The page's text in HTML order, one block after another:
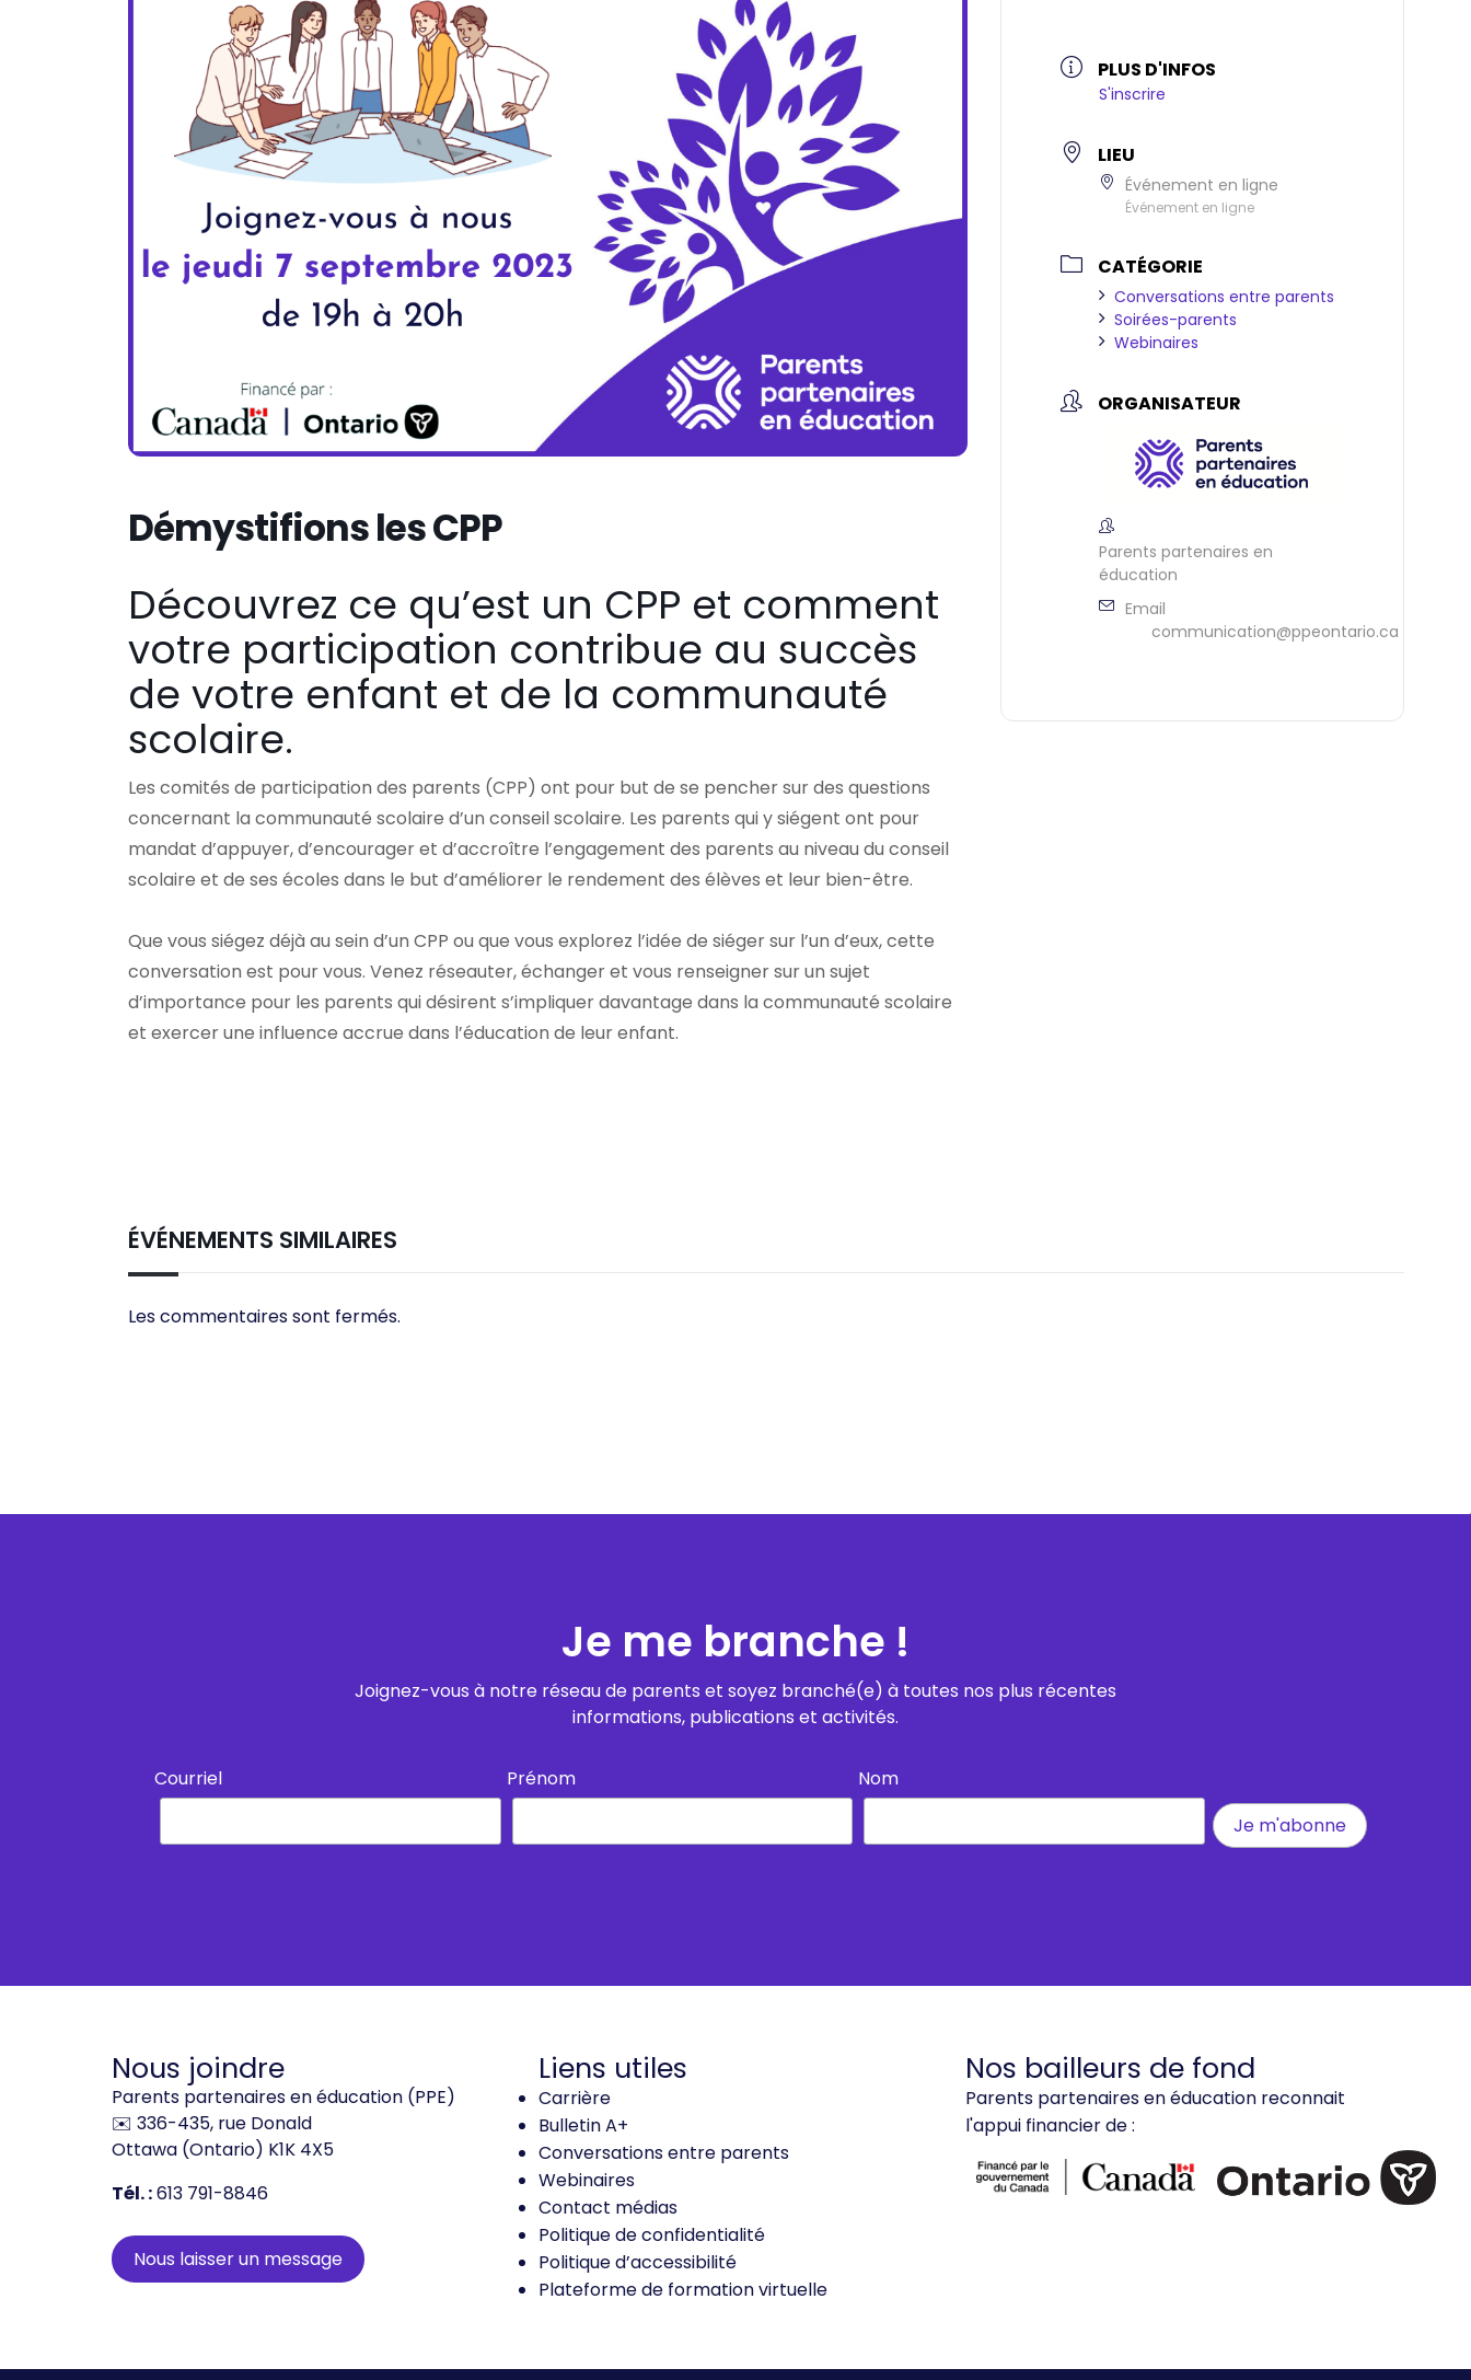
Démystifions les CPP
Découvrez ce qu’est un CPP et comment
votre participation contribue au succès
de votre enfant et de la communauté
scolaire.
Les comités de participation des parents (CPP) ont pour but de se pencher sur des questions
concernant la communauté scolaire d’un conseil scolaire. Les parents qui y siégent ont pour
mandat d’appuyer, d’encourager et d’accroître l’engagement des parents au niveau du conseil
scolaire et de ses écoles dans le but d’améliorer le rendement des élèves et leur bien-être.
Que vous siégez déjà au sein d’un CPP ou que vous explorez l’idée de siéger sur l’un d’eux, cette
conversation est pour vous. Venez réseauter, échanger et vous renseigner sur un sujet
d’importance pour les parents qui désirent s’impliquer davantage dans la communauté scolaire
et exercer une influence accrue dans l’éducation de leur enfant.
PLUS D'INFOS
S'inscrire
LIEU
Événement en ligne
Événement en ligne
CATÉGORIE
Conversations entre parents
Soirées-parents
Webinaires
ORGANISATEUR
Parents partenaires en
éducation
Email
communication@ppeontario.ca
ÉVÉNEMENTS SIMILAIRES
Les commentaires sont fermés.
Je me branche !
Joignez-vous à notre réseau de parents et soyez branché(e) à toutes nos plus récentes
informations, publications et activités.
Courriel Prénom Nom
Nous joindre
Parents partenaires en éducation (PPE)
✉️ 336-435, rue Donald
Ottawa (Ontario) K1K 4X5
Tél. :613 791-8846
Nous laisser un message
Liens utiles
Carrière
Bulletin A+
Conversations entre parents
Webinaires
Contact médias
Politique de confidentialité
Politique d’accessibilité
Plateforme de formation virtuelle
Nos bailleurs de fond
Parents partenaires en éducation reconnait
l'appui financier de :